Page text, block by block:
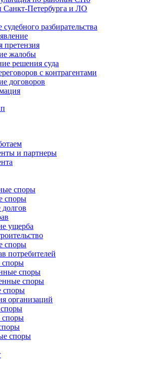
Санкт-Петербурга и ЛО
разбирательства
претензия
жалобы
решения суда
с контрагентами
договоров
и партнеры
споры
споры
ущерба
споры
потребителей
споры
споры
споры
споры
организаций
споры
споры